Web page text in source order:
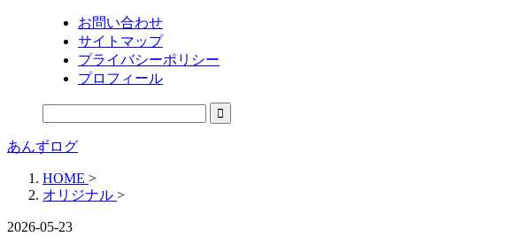
お問い合わせ
サイトマップ
プライバシーポリシー
プロフィール
あんずログ
HOME >
オリジナル >
2026-05-23